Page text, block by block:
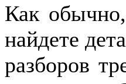
Как
найдете
разборов